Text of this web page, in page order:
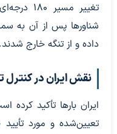
تغییر
شناورها پس از آن به
داده و از تنگه خارج شدند.
نقش ایران در کنترل
ایران بارها تأکید کرده
تعیین‌شده و مورد